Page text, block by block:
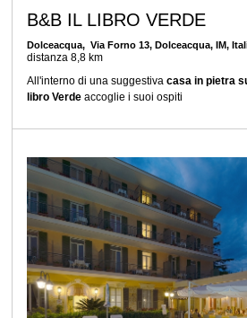
B&B IL LIBRO VERDE
Dolceacqua, Via Forno 13, Dolceacqua, IM,
distanza 8,8 km
All'interno di una suggestivacasa in pietra
libro Verdeaccoglie i suoi ospiti